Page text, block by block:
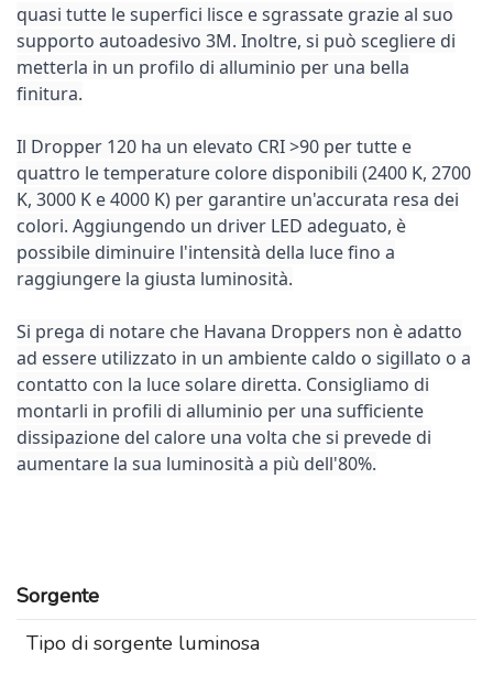
quasi tutte le superfici lisce e sgrassate grazie al suo
supporto autoadesivo 3M. Inoltre, si può scegliere di
metterla in un profilo di alluminio per una bella
finitura.
Il Dropper 120 ha un elevato CRI >90 per tutte e
quattro le temperature colore disponibili (2400 K, 2700
K, 3000 K e 4000 K) per garantire un'accurata resa dei
colori. Aggiungendo un driver LED adeguato, è
possibile diminuire l'intensità della luce fino a
raggiungere la giusta luminosità.
Si prega di notare che Havana Droppers non è adatto
ad essere utilizzato in un ambiente caldo o sigillato o a
contatto con la luce solare diretta. Consigliamo di
montarli in profili di alluminio per una sufficiente
dissipazione del calore una volta che si prevede di
aumentare la sua luminosità a più dell'80%.
Sorgente
Tipo di sorgente luminosa